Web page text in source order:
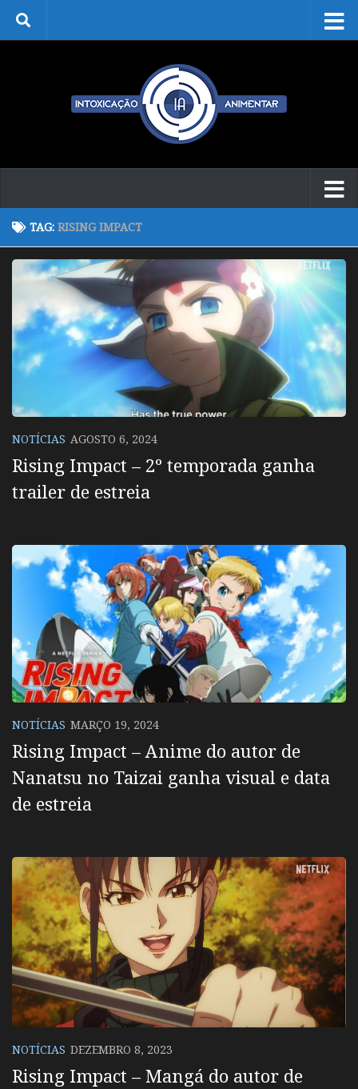
Skip to content
TAG: RISING IMPACT
NOTÍCIAS AGOSTO 6, 2024
Rising Impact – 2º temporada ganha
trailer de estreia
NOTÍCIAS MARÇO 19, 2024
Rising Impact – Anime do autor de
Nanatsu no Taizai ganha visual e data
de estreia
NOTÍCIAS DEZEMBRO 8, 2023
Rising Impact – Mangá do autor de